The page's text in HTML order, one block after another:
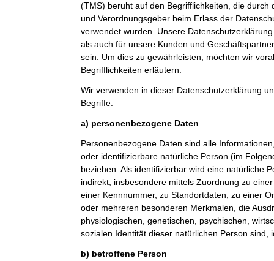
(TMS) beruht auf den Begrifflichkeiten, die durch
und Verordnungsgeber beim Erlass der
verwendet wurden. Unsere
als auch für unsere Kunden und
sein. Um dies zu gewährleisten, möchten wir
Begrifflichkeiten erläutern.
Wir verwenden in dieser Datenschutzerklärung
Begriffe:
a) personenbezogene Daten
Personenbezogene Daten sind alle
oder identifizierbare natürliche Person (im
beziehen. Als identifizierbar wird eine natürliche
indirekt, insbesondere mittels Zuordnung zu
einer Kennnummer, zu Standortdaten, zu einer
oder mehreren besonderen Merkmalen, die
physiologischen, genetischen, psychischen,
sozialen Identität dieser natürlichen Person sind,
b) betroffene Person